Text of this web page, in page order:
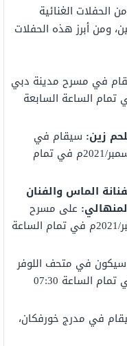
الحفلات الغنائية
ومن أبرز هذه الحفلات
في مسرح مدينة دبي
26/ نوفمبر/2021م، في تمام الساعة السابعة
زين: سيقام في
مسرح المجاز، الشارقة في 17/ديسمبر/2021م في تمام
الماس والفنان
على مسرح
المجاز في الشارقة في 03/ديسمبر/2021م في تمام الساعة
سيكون في متحف اللوفر
أبوظبي في 03/ديسمبر/2021م في تمام الساعة 07:30
في مدرج خورفكان،